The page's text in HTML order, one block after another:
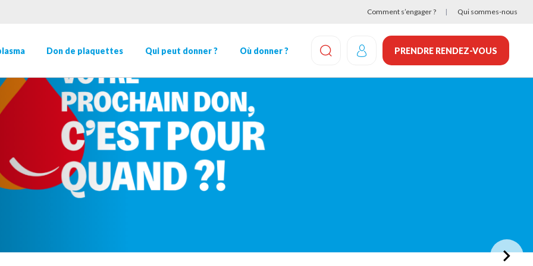
Comment s’engager ? Qui sommes-nous
Don de plaquettes Qui peut donner ? Où donner ?
EFFECTUEZ UNE RECHERCHE
PRENDRE RENDEZ-VOUS